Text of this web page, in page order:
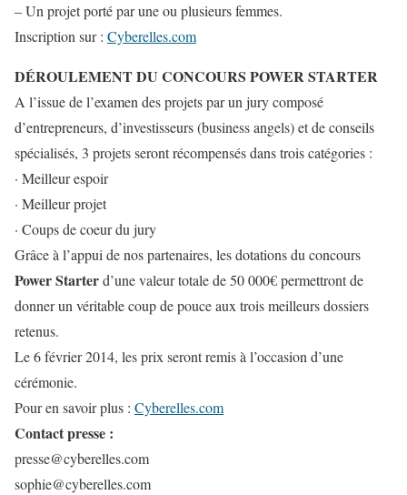
– Un projet porté par une ou plusieurs femmes.
Inscription sur : Cyberelles.com
DÉROULEMENT DU CONCOURS POWER STARTER
A l’issue de l’examen des projets par un jury composé
d’entrepreneurs, d’investisseurs (business angels) et de conseils
spécialisés, 3 projets seront récompensés dans trois catégories :
· Meilleur espoir
· Meilleur projet
· Coups de coeur du jury
Grâce à l’appui de nos partenaires, les dotations du concours
Power Starterd’une valeur totale de 50 000€ permettront de
donner un véritable coup de pouce aux trois meilleurs dossiers
retenus.
Le 6 février 2014, les prix seront remis à l’occasion d’une
cérémonie.
Pour en savoir plus : Cyberelles.com
Contact presse :
presse@cyberelles.com
sophie@cyberelles.com